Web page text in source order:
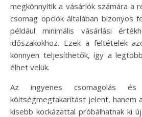
megkönnyítik a vásárlók számára a
csomag opciók általában bizonyos
például minimális vásárlási
időszakokhoz. Ezek a feltételek
könnyen teljesíthetők, így a
élhet velük.
Az ingyenes csomagolás és
költségmegtakarítást jelent, hanem
kisebb kockázattal próbálhatnak ki